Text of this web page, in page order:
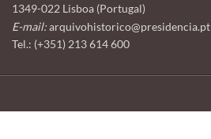
1349-022 Lisboa (Portugal)
E-mail:arquivohistorico@presidencia.pt
Tel.: (+351) 213 614 600